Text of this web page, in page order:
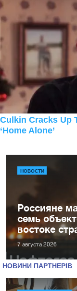
НОВОСТИ
Россияне
семь
востоке
7 августа 2026